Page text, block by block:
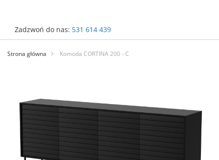
Zadzwoń do nas: 531 614 439
Przejdź
treści
Strona główna Komoda CORTINA 200 - C
galerii